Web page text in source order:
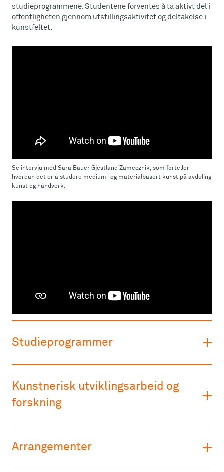
studieprogrammene. Studentene forventes å ta aktivt del i
offentligheten gjennom utstillingsaktivitet og deltakelse i
kunstfeltet.
Se intervju med Sara Bauer Gjestland Zamecznik, som forteller
hvordan det er å studere medium- og materialbasert kunst på avdeling
kunst og håndverk.
Studieprogrammer
Kunstnerisk utviklingsarbeid og
forskning
Arrangementer